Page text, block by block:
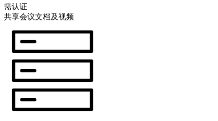
需认证
共享会议文档及视频